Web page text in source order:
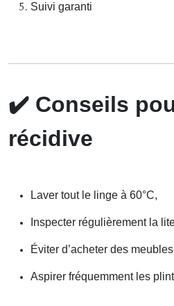
Suivi garanti
✔️ Conseils
récidive
Laver tout le linge à 60°C,
Inspecter régulièrement la
Éviter d’acheter des
Aspirer fréquemment les